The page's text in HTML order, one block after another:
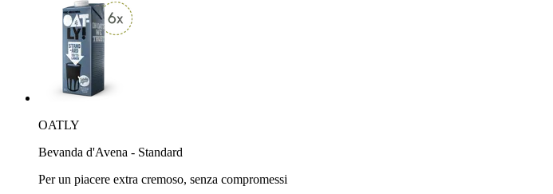
OATLY
Bevanda d'Avena - Standard
Per un piacere extra cremoso, senza compromessi